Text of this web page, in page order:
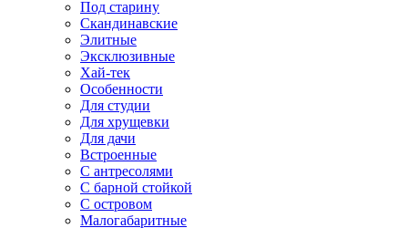
Под старину
Скандинавские
Элитные
Эксклюзивные
Хай-тек
Особенности
Для студии
Для хрущевки
Для дачи
Встроенные
С антресолями
С барной стойкой
С островом
Малогабаритные